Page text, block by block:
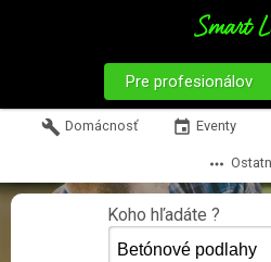
Pre profesionálov
build Domácnosť event Eventy
more_horiz
Koho hľadáte ?